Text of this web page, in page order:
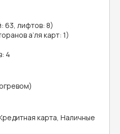
63, лифтов: 8)
а’ля карт: 1)
4
карта, Наличные